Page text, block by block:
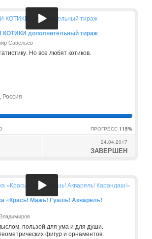
дополнительный тираж
Савельев
Но все любят котиков.
Россия
ПРОГРЕСС 115%
24.04.2017
ЗАВЕРШЕН
«Крась! Мажь! Гуашь! Акварель!
пользой для ума и для души.
фигур и орнаментов.